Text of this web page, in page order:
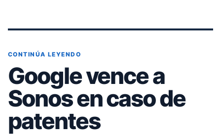
CONTINÚA LEYENDO
Google vence a
Sonos en caso de
patentes